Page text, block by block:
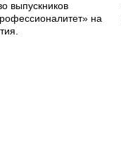
выпускников
на